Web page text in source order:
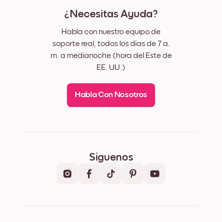
¿Necesitas Ayuda?
Habla con nuestro equipo de
soporte real, todos los días de 7 a.
m. a medianoche (hora del Este de
EE. UU.)
Habla Con Nosotros
Síguenos